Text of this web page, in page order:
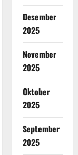
Desember
2025
November
2025
Oktober
2025
September
2025